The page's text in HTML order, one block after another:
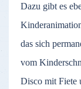
Dazu gibt es
das sich
vom
Disco mit Fiete